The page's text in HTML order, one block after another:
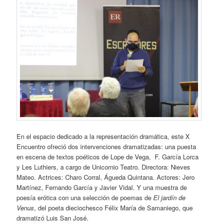
En el espacio dedicado a la representación dramática, este X
Encuentro ofreció dos intervenciones dramatizadas: una puesta
en escena de textos poéticos de Lope de Vega, F. García Lorca
y Les Luthiers, a cargo de Unicornio Teatro. Directora: Nieves
Mateo. Actrices: Charo Corral, Águeda Quintana. Actores: Jero
Martínez, Fernando García y Javier Vidal. Y una muestra de
poesía erótica con una selección de poemas deEl jardín de
Venus, del poeta dieciochesco Félix María de Samaniego, que
dramatizó Luis San José.